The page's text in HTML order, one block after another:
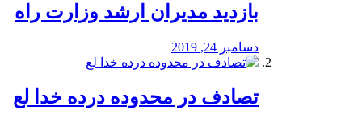
بازدید مدیران ارشد وزارت راه
دسامبر 24, 2019
تصادف در محدوده درده خدا لع